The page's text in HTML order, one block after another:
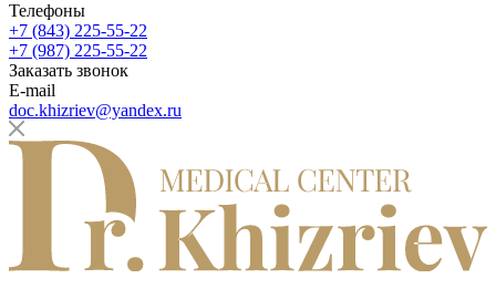
Телефоны
+7 (843) 225-55-22
+7 (987) 225-55-22
Заказать звонок
E-mail
doc.khizriev@yandex.ru